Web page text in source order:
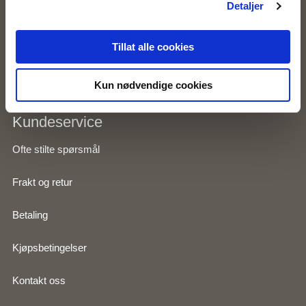
Detaljer
Tillat alle cookies
Kun nødvendige cookies
Om Zavanna
Personvernserklæring
Kundeservice
Ofte stilte spørsmål
Frakt og retur
Betaling
Kjøpsbetingelser
Kontakt oss